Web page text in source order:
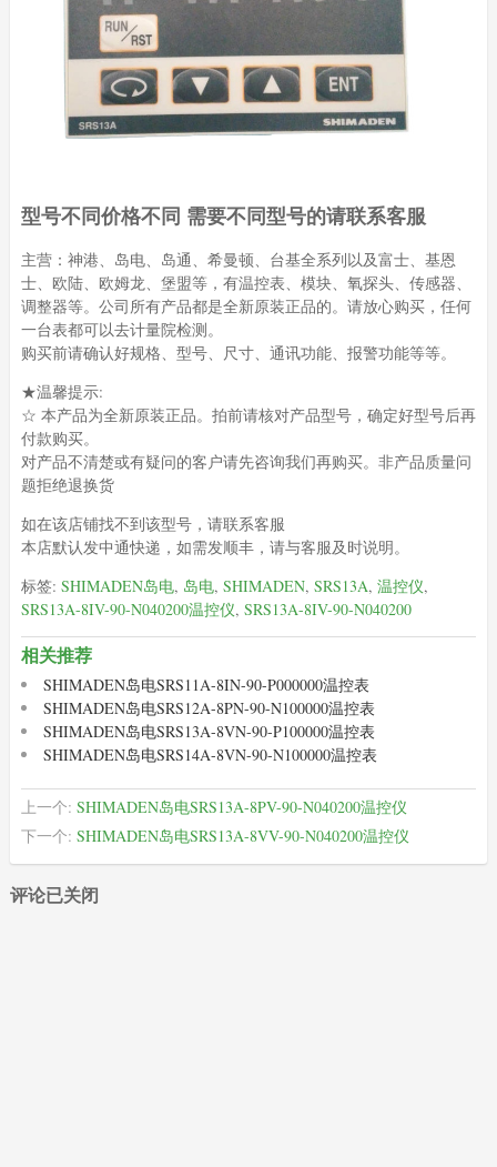
型号不同价格不同 需要不同型号的请联系客服
主营：神港、岛电、岛通、希曼顿、台基全系列以及富士、基恩
士、欧陆、欧姆龙、堡盟等，有温控表、模块、氧探头、传感器、
调整器等。公司所有产品都是全新原装正品的。请放心购买，任何
一台表都可以去计量院检测。
购买前请确认好规格、型号、尺寸、通讯功能、报警功能等等。
★温馨提示:
☆ 本产品为全新原装正品。拍前请核对产品型号，确定好型号后再
付款购买。
对产品不清楚或有疑问的客户请先咨询我们再购买。非产品质量问
题拒绝退换货
如在该店铺找不到该型号，请联系客服
本店默认发中通快递，如需发顺丰，请与客服及时说明。
标签: SHIMADEN岛电, 岛电, SHIMADEN, SRS13A, 温控仪,
SRS13A-8IV-90-N040200温控仪, SRS13A-8IV-90-N040200
相关推荐
SHIMADEN岛电SRS11A-8IN-90-P000000温控表
SHIMADEN岛电SRS12A-8PN-90-N100000温控表
SHIMADEN岛电SRS13A-8VN-90-P100000温控表
SHIMADEN岛电SRS14A-8VN-90-N100000温控表
上一个: SHIMADEN岛电SRS13A-8PV-90-N040200温控仪
下一个: SHIMADEN岛电SRS13A-8VV-90-N040200温控仪
评论已关闭